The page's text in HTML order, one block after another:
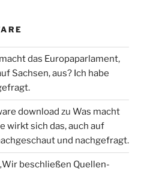
das Europaparlament,
Sachsen, aus? Ich habe
download zu Was macht
wirkt sich das, auch auf
und nachgefragt.
beschließen Quellen-